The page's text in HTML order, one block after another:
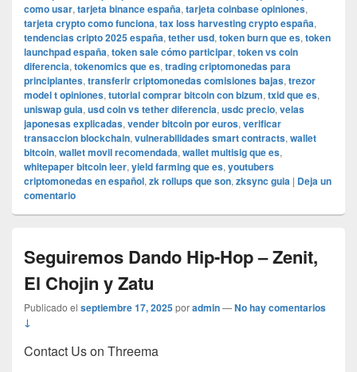
como usar, tarjeta binance españa, tarjeta coinbase opiniones,
tarjeta crypto como funciona, tax loss harvesting crypto españa,
tendencias cripto 2025 españa, tether usd, token burn que es, token
launchpad españa, token sale cómo participar, token vs coin
diferencia, tokenomics que es, trading criptomonedas para
principiantes, transferir criptomonedas comisiones bajas, trezor
model t opiniones, tutorial comprar bitcoin con bizum, txid que es,
uniswap guia, usd coin vs tether diferencia, usdc precio, velas
japonesas explicadas, vender bitcoin por euros, verificar
transaccion blockchain, vulnerabilidades smart contracts, wallet
bitcoin, wallet movil recomendada, wallet multisig que es,
whitepaper bitcoin leer, yield farming que es, youtubers
criptomonedas en español, zk rollups que son, zksync guia | Deja un
comentario
Seguiremos Dando Hip-Hop – Zenit,
El Chojin y Zatu
Publicado el septiembre 17, 2025poradmin—No hay comentarios
↓
Contact Us on Threema